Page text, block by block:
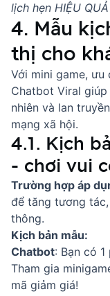
lịch hẹn HIỆU QUẢ
4. Mẫu
thị cho
Với mini game, ưu
Chatbot Viral
nhiên và lan
mạng xã hội.
4.1. Kịch
- chơi vui
Trường hợp áp
để tăng tương
thông.
Kịch bản mẫu:
Chatbot: Bạn có
Tham gia
mã giảm giá!